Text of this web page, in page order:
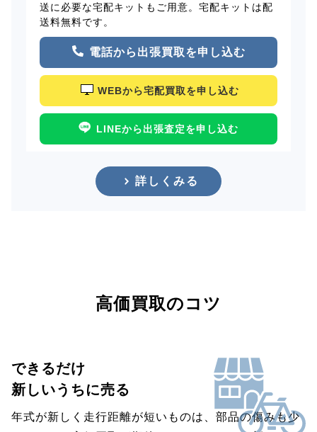
送に必要な宅配キットもご用意。宅配キットは配
送料無料です。
電話から出張買取を申し込む
WEBから宅配買取を申し込む
LINEから出張査定を申し込む
詳しくみる
高価買取のコツ
できるだけ
新しいうちに売る
年式が新しく走行距離が短いものは、部品の傷みも少